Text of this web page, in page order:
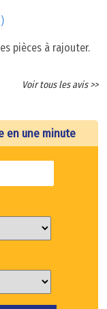
pièces à rajouter.
Voir tous les avis >>
en une minute